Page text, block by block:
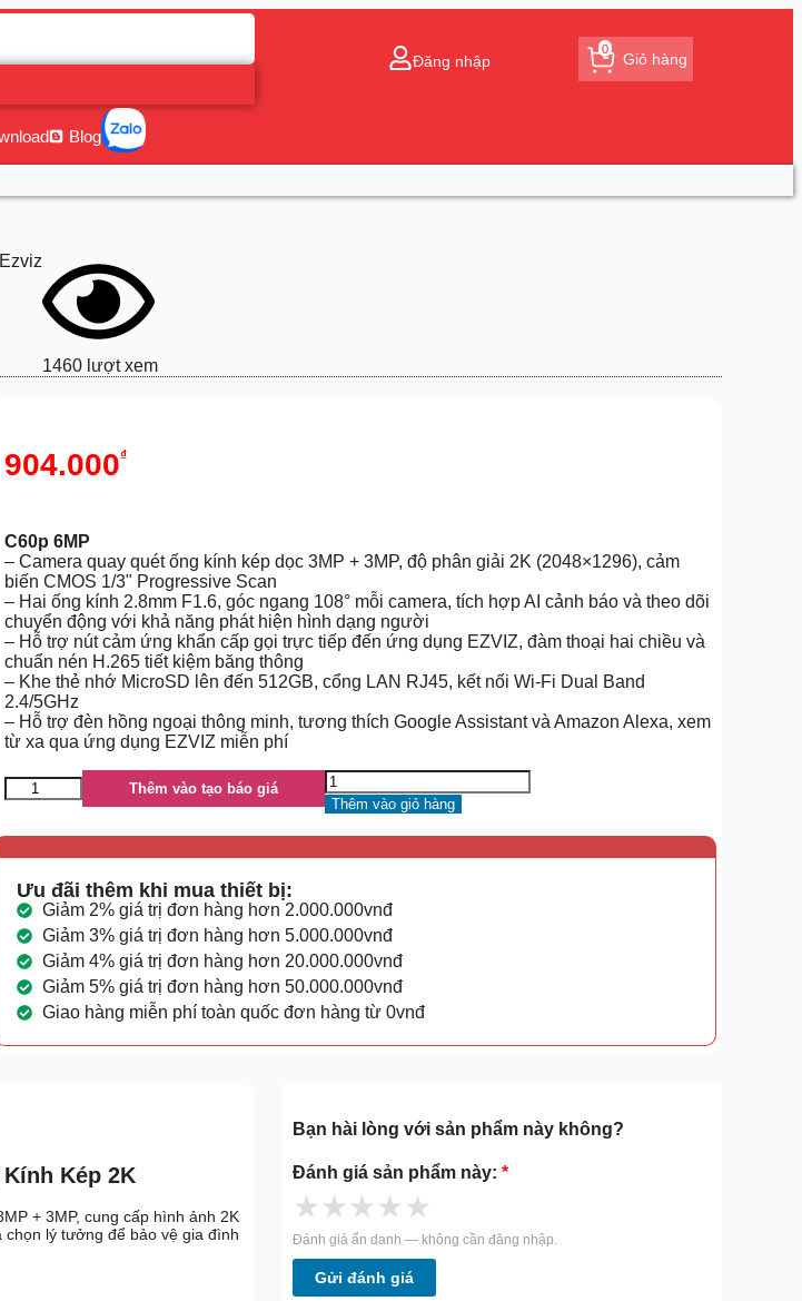
Đăng nhập Giỏ hàng
0
Blog
Ezviz
1460 lượt xem
904.000₫
C60p 6MP
– Camera quay quét ống kính kép dọc 3MP + 3MP, độ phân giải 2K (2048×1296), cảm
biến CMOS 1/3" Progressive Scan
– Hai ống kính 2.8mm F1.6, góc ngang 108° mỗi camera, tích hợp AI cảnh báo và theo dõi
chuyển động với khả năng phát hiện hình dạng người
– Hỗ trợ nút cảm ứng khẩn cấp gọi trực tiếp đến ứng dụng EZVIZ, đàm thoại hai chiều và
chuẩn nén H.265 tiết kiệm băng thông
– Khe thẻ nhớ MicroSD lên đến 512GB, cổng LAN RJ45, kết nối Wi-Fi Dual Band
2.4/5GHz
– Hỗ trợ đèn hồng ngoại thông minh, tương thích Google Assistant và Amazon Alexa, xem
từ xa qua ứng dụng EZVIZ miễn phí
Thêm vào tạo báo giá
Thêm vào giỏ hàng
Ưu đãi thêm khi mua thiết bị:
Giảm 2% giá trị đơn hàng hơn 2.000.000vnđ
Giảm 3% giá trị đơn hàng hơn 5.000.000vnđ
Giảm 4% giá trị đơn hàng hơn 20.000.000vnđ
Giảm 5% giá trị đơn hàng hơn 50.000.000vnđ
Giao hàng miễn phí toàn quốc đơn hàng từ 0vnđ
Kép 2K
+ 3MP, cung cấp hình ảnh 2K
lý tưởng để bảo vệ gia đình
Bạn hài lòng với sản phẩm này không?
Đánh giá sản phẩm này: *
★★★★★
Đánh giá ẩn danh — không cần đăng nhập.
Gửi đánh giá